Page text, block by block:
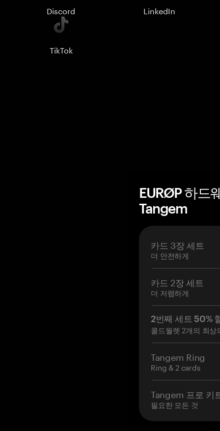
Discord LinkedIn
TikTok
EURØP 하드
Tangem
카드 3장 세트
더 안전하게
카드 2장 세트
더 저렴하게
2번째 세트 50%
콜드월렛 2개의 최상
Tangem Ring
Ring & 2 cards
Tangem 프로 키
필요한 모든 것